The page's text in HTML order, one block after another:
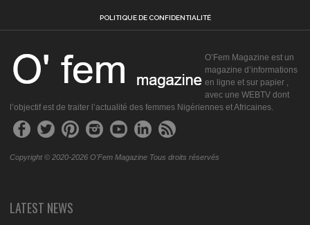
POLITIQUE DE CONFIDENTIALITÉ
O’Fem Magazine est un
magazine d’informations
en ligne et sur papier ,
avec une WEBTV dont
l’objectif est de traiter l’actualité des femmes Nigériennes et Africaines.
Copyright © 2020-2026 O'Fem Magazine Tous droits réservés
LATEST NEWS